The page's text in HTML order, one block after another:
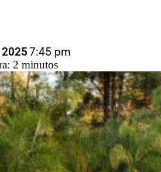
7:45 pm
2 minutos